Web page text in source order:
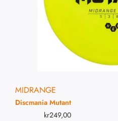
MIDRANGE
Discmania Mutant
kr249,00